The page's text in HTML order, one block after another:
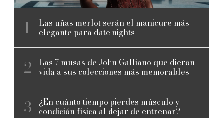
Las uñas merlot serán el manicure más
elegante para date nights
Las 7 musas de John Galliano que dieron
vida a sus colecciones más memorables
¿En cuánto tiempo pierdes músculo y
condición física al dejar de entrenar?